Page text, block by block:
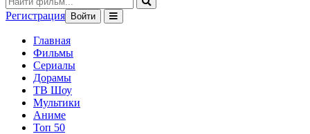
Регистрация Войти
Главная
Фильмы
Сериалы
Дорамы
ТВ Шоу
Мультики
Аниме
Топ 50